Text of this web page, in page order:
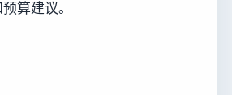
算建议。